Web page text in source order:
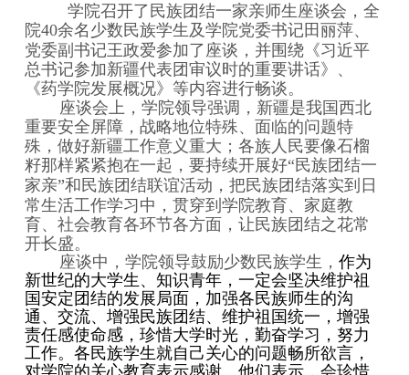
学院召开了民族团结一家亲师生座谈会，全
院40余名少数民族学生及学院党委书记田丽萍、
党委副书记王政爱参加了座谈，并围绕《习近平
总书记参加新疆代表团审议时的重要讲话》、
《药学院发展概况》等内容进行畅谈。
座谈会上，学院领导强调，新疆是我国西北
重要安全屏障，战略地位特殊、面临的问题特
殊，做好新疆工作意义重大；各族人民要像石榴
籽那样紧紧抱在一起，要持续开展好“民族团结一
家亲”和民族团结联谊活动，把民族团结落实到日
常生活工作学习中，贯穿到学院教育、家庭教
育、社会教育各环节各方面，让民族团结之花常
开长盛。
座谈中，学院领导鼓励少数民族学生，作为
新世纪的大学生、知识青年，一定会坚决维护祖
国安定团结的发展局面，加强各民族师生的沟
通、交流、增强民族团结、维护祖国统一，增强
责任感使命感，珍惜大学时光，勤奋学习，努力
工作。各民族学生就自己关心的问题畅所欲言，
对学院的关心教育表示感谢。他们表示，会珍惜